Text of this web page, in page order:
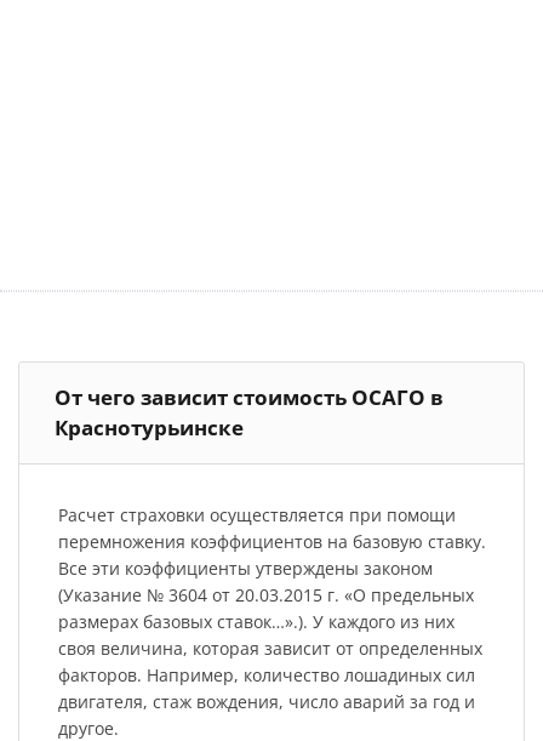
От чего зависит стоимость ОСАГО в
Краснотурьинске
Расчет страховки осуществляется при помощи
перемножения коэффициентов на базовую ставку.
Все эти коэффициенты утверждены законом
(Указание № 3604 от 20.03.2015 г. «О предельных
размерах базовых ставок…».). У каждого из них
своя величина, которая зависит от определенных
факторов. Например, количество лошадиных сил
двигателя, стаж вождения, число аварий за год и
другое.